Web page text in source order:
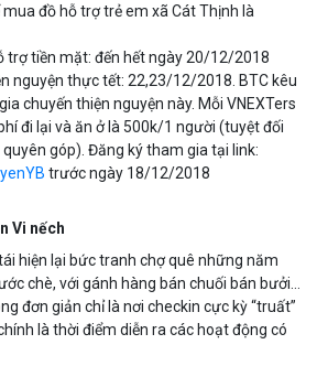
mua đồ hỗ trợ trẻ em xã Cát Thịnh là
trợ tiền mặt: đến hết ngày 20/12/2018
nguyện thực tết: 22,23/12/2018. BTC kêu
chuyến thiện nguyện này. Mỗi VNEXTers
đi lại và ăn ở là 500k/1 người (tuyệt đối
góp). Đăng ký tham gia tại link:
trước ngày 18/12/2018
Vi nếch
hiện lại bức tranh chợ quê những năm
chè, với gánh hàng bán chuối bán bưởi…
đơn giản chỉ là nơi checkin cực kỳ “truất”
là thời điểm diễn ra các hoạt động có